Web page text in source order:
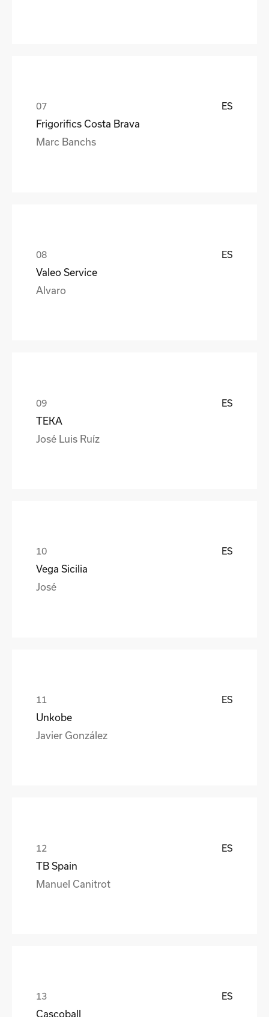
ES
Frigorifics Costa Brava
Marc Banchs
ES
Valeo Service
Alvaro
ES
TEKA
José Luis Ruíz
ES
Vega Sicilia
José
ES
Unkobe
Javier González
ES
TB Spain
Manuel Canitrot
ES
Cascoball